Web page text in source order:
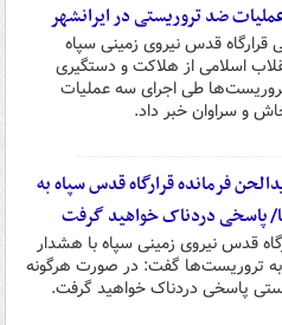
ضد تروریستی در ایرانشهر
قرارگاه قدس نیروی زمینی سپاه
اسلامی از هلاکت و دستگیری
طی اجرای سه عملیات
و سراوان خبر داد.
‌فرمانده قرارگاه قدس ‌سپاه به
پاسخی دردناک خواهید گرفت‌
قدس نیروی زمینی سپاه با هشدار
تروریست‌ها گفت: در صورت هرگونه
پاسخی دردناک خواهید گرفت‌.